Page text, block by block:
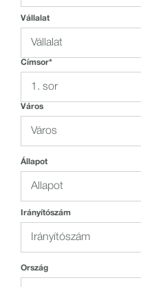
Vállalat
Címsor*
Város
Állapot
Irányítószám
Ország